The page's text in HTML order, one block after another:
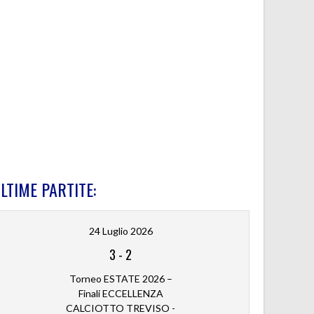
PARTITE:
24 Luglio 2026
3 - 2
Torneo ESTATE 2026 –
Finali ECCELLENZA
CALCIOTTO TREVISO -